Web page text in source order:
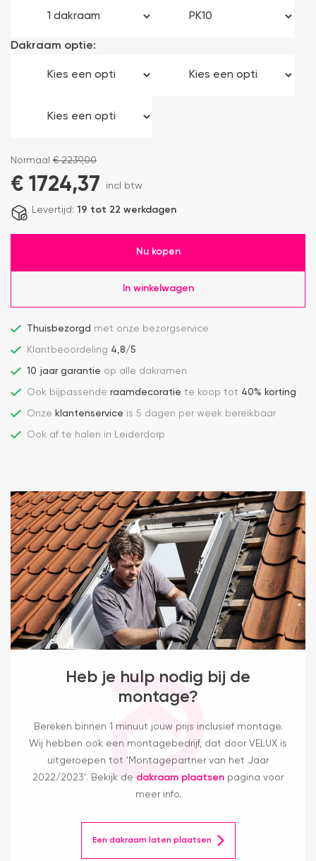
Dakraam optie:
Normaal €2239,00
€ 1724,37 incl btw
Levertijd: 19 tot 22 werkdagen
Nu kopen
In winkelwagen
Thuisbezorgd met onze bezorgservice
Klantbeoordeling 4,8/5
10 jaar garantie op alle dakramen
Ook bijpassende raamdecoratie te koop tot 40% korting
Onze klantenservice is 5 dagen per week bereikbaar
Ook af te halen in Leiderdorp
Heb je hulp nodig bij de
montage?
Bereken binnen 1 minuut jouw prijs inclusief montage.
Wij hebben ook een montagebedrijf, dat door VELUX is
uitgeroepen tot 'Montagepartner van het Jaar
2022/2023'. Bekijk de dakraam plaatsen pagina voor
meer info.
Een dakraam laten plaatsen